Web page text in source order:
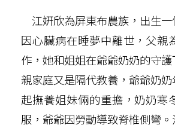
江姸欣為屏東布農族，出生
因心臟病在睡夢中離世，父親
作，她和姐姐在爺爺奶奶的守
親家庭又是隔代教養，爺爺奶
起撫養姐妹倆的重擔，奶奶寒
服，爺爺因勞動導致脊椎側彎